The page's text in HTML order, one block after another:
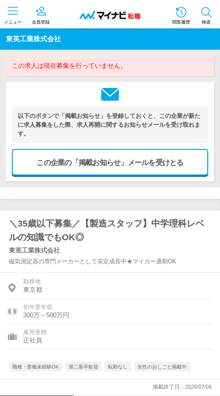
メニュー 会員登録 閲覧履歴 検索
東英工業株式会社
この求人は現在募集を行っていません。
以下のボタンで「掲載お知らせ」を登録しておくと、この企業が新た
に求人募集をした際、求人再開に関するお知らせメールを受け取れま
す。
この企業の「掲載お知らせ」メールを受けとる
＼35歳以下募集／【製造スタッフ】中学理科レベ
ルの知識でもOK◎
東英工業株式会社
磁気測定器の専門メーカーとして安定成長中★マイカー通勤OK
勤務地
東京都
初年度年収
300万～500万円
雇用形態
正社員
職種・業種未経験OK 第二新卒歓迎 転勤なし 女性のおしごと掲載中
掲載終了日：2026/07/06